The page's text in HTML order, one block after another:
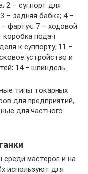
2 – суппорт для
– задняя бабка; 4 –
фартук; 7 – ходовой
коробка подач
к суппорту; 11 –
устройство и
14 – шпиндель.
типы токарных
для предприятий,
для частного
среди мастеров и на
используют для